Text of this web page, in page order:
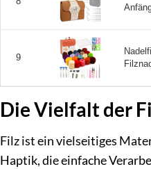
9
Die Vielfalt der
Filz ist ein vielseitiges
Haptik, die einfache